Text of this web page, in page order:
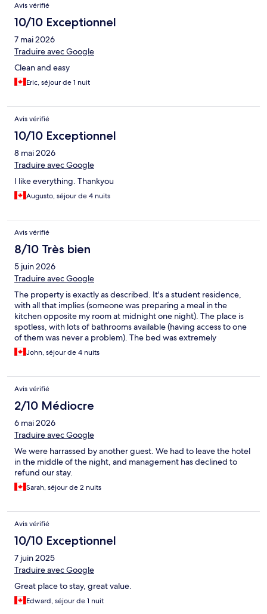
Avis vérifié
10/10 Exceptionnel
7 mai 2026
Traduire avec Google
Clean and easy
Eric, séjour de 1 nuit
Avis vérifié
10/10 Exceptionnel
8 mai 2026
Traduire avec Google
I like everything. Thankyou
Augusto, séjour de 4 nuits
Avis vérifié
8/10 Très bien
5 juin 2026
Traduire avec Google
The property is exactly as described. It's a student residence,
with all that implies (someone was preparing a meal in the
kitchen opposite my room at midnight one night). The place is
spotless, with lots of bathrooms available (having access to one
of them was never a problem). The bed was extremely
comfortable, and the room was better than the average student
residence but still a bit institutional. The room was warm when I
me think it might be very uncomfortable in hot weather. All in all,
I was very happy with my stay, in part because I was busy and
wasn't in the room an awful lot.
John, séjour de 4 nuits
Avis vérifié
2/10 Médiocre
6 mai 2026
Traduire avec Google
We were harrassed by another guest. We had to leave the hotel
in the middle of the night, and management has declined to
refund our stay.
Sarah, séjour de 2 nuits
Avis vérifié
10/10 Exceptionnel
7 juin 2025
Traduire avec Google
Great place to stay, great value.
Edward, séjour de 1 nuit